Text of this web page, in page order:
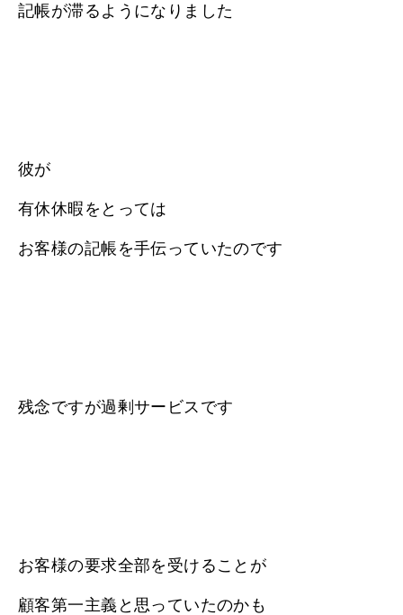
記帳が滞るようになりました
彼が
有休休暇をとっては
お客様の記帳を手伝っていたのです
残念ですが過剰サービスです
お客様の要求全部を受けることが
顧客第一主義と思っていたのかも